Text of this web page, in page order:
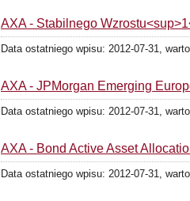
AXA - Stabilnego
Data ostatniego wpisu: 2012-07-31,
AXA - JPMorgan Emerging
Data ostatniego wpisu: 2012-07-31,
AXA - Bond Active Asset
Data ostatniego wpisu: 2012-07-31,